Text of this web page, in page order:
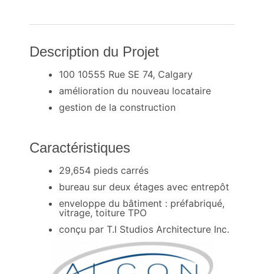
Description du Projet
100 10555 Rue SE 74, Calgary
amélioration du nouveau locataire
gestion de la construction
Caractéristiques
29,654 pieds carrés
bureau sur deux étages avec entrepôt
enveloppe du bâtiment : préfabriqué,
vitrage, toiture TPO
conçu par T.I Studios Architecture Inc.